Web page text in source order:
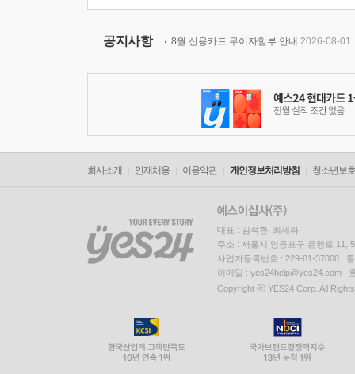
공지사항 8월 신용카드 무이자할부 안내 2026-08-01
회사소개 인재채용 이용약관 개인정보처리방침 청소년보
대표 : 김석환, 최세라
주소 : 서울시 영등포구 은행로 11,
사업자등록번호 : 229-81-37000
이메일 : yes24help@yes24.com
Copyright ⓒ YES24 Corp. All